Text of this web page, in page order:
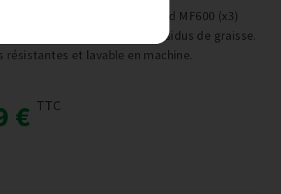
lingettes carrelage pour Kobold MF600 (x3)
parfaites pour éliminer les résidus de graisse.
résistantes et lavable en machine.
€ TTC